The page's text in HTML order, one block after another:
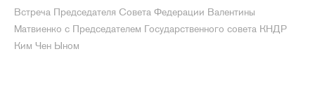
Встреча Председателя Совета Федерации Валентины
Матвиенко с Председателем Государственного совета КНДР
Ким Чен Ыном